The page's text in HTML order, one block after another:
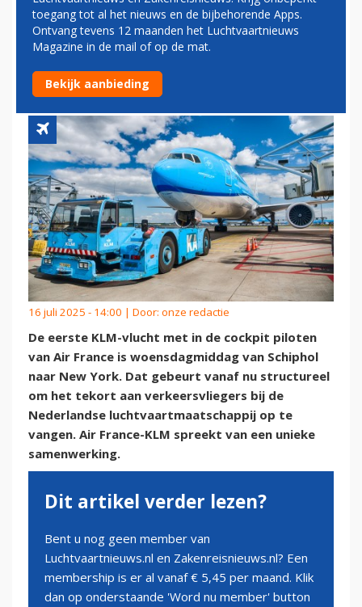
KLM VLIEGT VOOR HET EERST
MET PILOTEN VAN AIR
FRANCE NAAR NEW YORK
16 juli 2025 - 14:00 | Door: onze redactie
De eerste KLM-vlucht met in de cockpit piloten
van Air France is woensdagmiddag van Schiphol
naar New York. Dat gebeurt vanaf nu structureel
om het tekort aan verkeersvliegers bij de
Nederlandse luchtvaartmaatschappij op te
vangen. Air France-KLM spreekt van een unieke
samenwerking.
Dit artikel verder lezen?
Bent u nog geen member van
Luchtvaartnieuws.nl en Zakenreisnieuws.nl? Een
membership is er al vanaf € 5,45 per maand. Klik
dan op onderstaande 'Word nu member' button
toegang tot al het nieuws en de bijbehorende Apps.
Ontvang tevens 12 maanden het Luchtvaartnieuws
Magazine in de mail of op de mat.
Bekijk aanbieding